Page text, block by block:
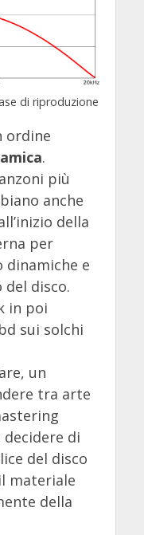
di riproduzione
ordine
.
più
anche
della
per
dinamiche e
disco.
in poi
sui solchi
un
tra arte
decidere di
del disco
materiale
della